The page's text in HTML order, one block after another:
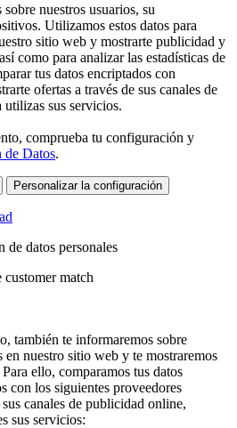
nuestros usuarios, su
Utilizamos estos datos para
sitio web y mostrarte publicidad y
como para analizar las estadísticas de
tus datos encriptados con
ofertas a través de sus canales de
sus servicios.
comprueba tu configuración y
de Datos.
Personalizar la configuración
datos personales
match
también te informaremos sobre
en nuestro sitio web y te mostraremos
ello, comparamos tus datos
con los siguientes proveedores
canales de publicidad online,
sus servicios: